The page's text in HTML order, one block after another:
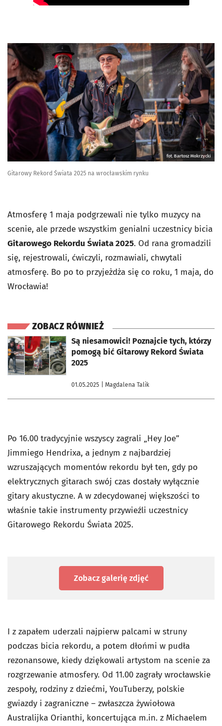
fot. Bartosz Mokrzycki
Gitarowy Rekord Świata 2025 na wrocławskim rynku
Atmosferę 1 maja podgrzewali nie tylko muzycy na
scenie, ale przede wszystkim genialni uczestnicy bicia
Gitarowego Rekordu Świata 2025. Od rana gromadzili
się, rejestrowali, ćwiczyli, rozmawiali, chwytali
atmosferę. Bo po to przyjeżdża się co roku, 1 maja, do
Wrocławia!
ZOBACZ RÓWNIEŻ
Są niesamowici! Poznajcie tych, którzy
pomogą bić Gitarowy Rekord Świata
2025
01.05.2025 | Magdalena Talik
otworzy się w nowej karcie
Po 16.00 tradycyjnie wszyscy zagrali „Hey Joe”
Jimmiego Hendrixa, a jednym z najbardziej
wzruszających momentów rekordu był ten, gdy po
elektrycznych gitarach swój czas dostały wyłącznie
gitary akustyczne. A w zdecydowanej większości to
właśnie takie instrumenty przywieźli uczestnicy
Gitarowego Rekordu Świata 2025.
Zobacz galerię zdjęć
I z zapałem uderzali najpierw palcami w struny
podczas bicia rekordu, a potem dłońmi w pudła
rezonansowe, kiedy dziękowali artystom na scenie za
rozgrzewanie atmosfery. Od 11.00 zagrały wrocławskie
zespoły, rodziny z dziećmi, YouTuberzy, polskie
gwiazdy i zagraniczne – zwłaszcza żywiołowa
Australijka Orianthi, koncertująca m.in. z Michaelem